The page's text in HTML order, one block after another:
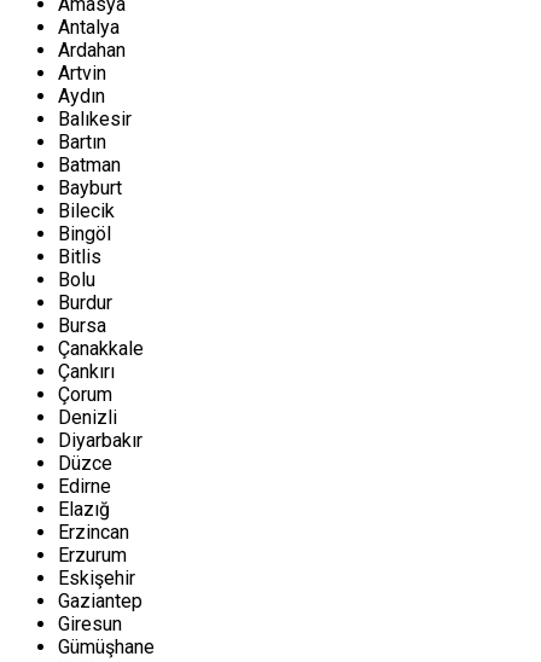
Antalya
Ardahan
Artvin
Aydın
Balıkesir
Bartın
Batman
Bayburt
Bilecik
Bingöl
Bitlis
Bolu
Burdur
Bursa
Çanakkale
Çankırı
Çorum
Denizli
Diyarbakır
Düzce
Edirne
Elazığ
Erzincan
Erzurum
Eskişehir
Gaziantep
Giresun
Gümüşhane